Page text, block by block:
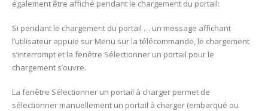
également être affiché pendant le chargement du portail:
Si pendant le chargement du portail … un message affichant
l’utilisateur appuie sur Menu sur la télécommande, le chargement
s’interrompt et la fenêtre Sélectionner un portail pour le
chargement s’ouvre.
La fenêtre Sélectionner un portail à charger permet de
sélectionner manuellement un portail à charger (embarqué ou